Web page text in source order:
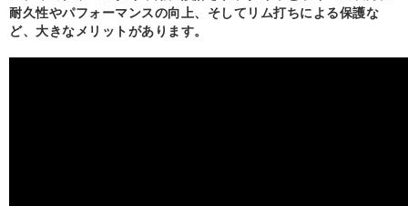
耐久性やパフォーマンスの向上、そしてリム打ちによる保護な
ど、大きなメリットがあります。